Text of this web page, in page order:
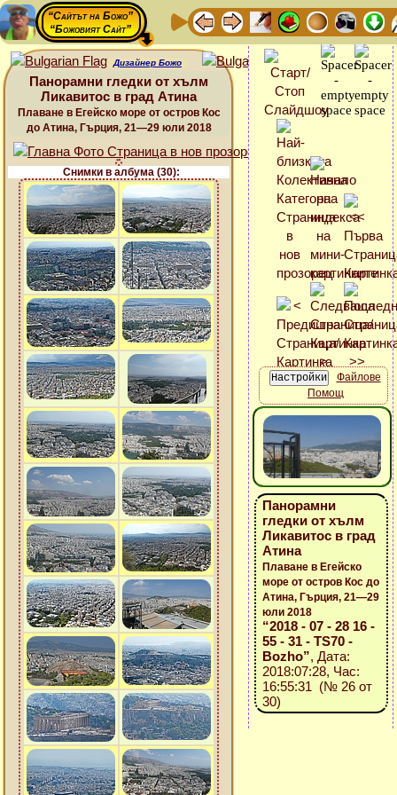
“Сайтът на Божо”
“Божовият Сайт”
Дизайнер Божо
Панорамни гледки от хълм
Ликавитос в град Атина
Плаване в Егейско море от остров Кос
до Атина, Гърция, 21—29 юли 2018
Снимки в албума (30):
Файлове
Помощ
Панорамни
гледки от хълм
Ликавитос в град
Атина
Плаване в Егейско
море от остров Кос до
Атина, Гърция, 21—29
юли 2018
“2018 - 07 - 28 16 -
55 - 31 - TS70 -
Bozho”, Дата:
2018:07:28, Час:
16:55:31 (№ 26 от
30)